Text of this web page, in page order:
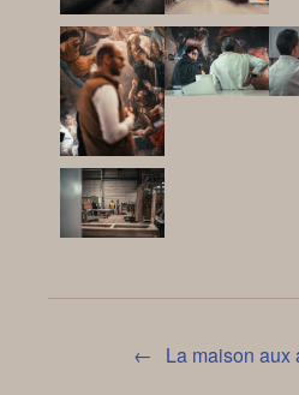
Post navigation
← La maison